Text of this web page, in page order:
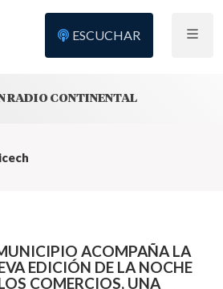
ESCUCHAR
RADIO CONTINENTAL
ACOMPAÑA LA
EDICIÓN DE LA NOCHE
COMERCIOS, UNA